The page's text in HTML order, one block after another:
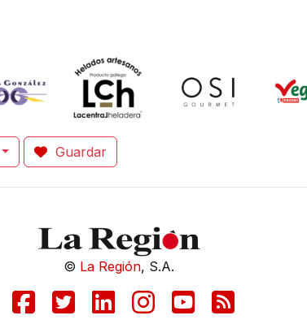
Guardar
© La Región, S.A.